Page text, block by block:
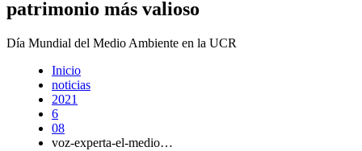
patrimonio más valioso
Día Mundial del Medio Ambiente en la UCR
Inicio
noticias
2021
6
08
voz-experta-el-medio…